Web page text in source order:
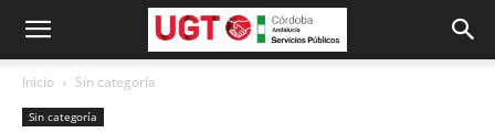
Inicio Sin categoría
Sin categoría